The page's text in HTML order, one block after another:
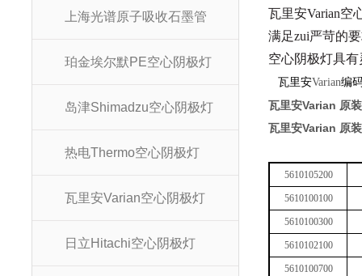
上海光谱原子吸收石墨管
珀金埃尔默PE空心阴极灯
岛津Shimadzu空心阴极灯
热电Thermo空心阴极灯
瓦里安Varian空心阴极灯
日立Hitachi空心阴极灯
瓦里安Varian空
满足zui严苛的
空心阴极灯具有
瓦里安Varian编
瓦里安Varian 原
瓦里安Varian 原
5610105200
5610100100
5610100300
5610102100
5610100700